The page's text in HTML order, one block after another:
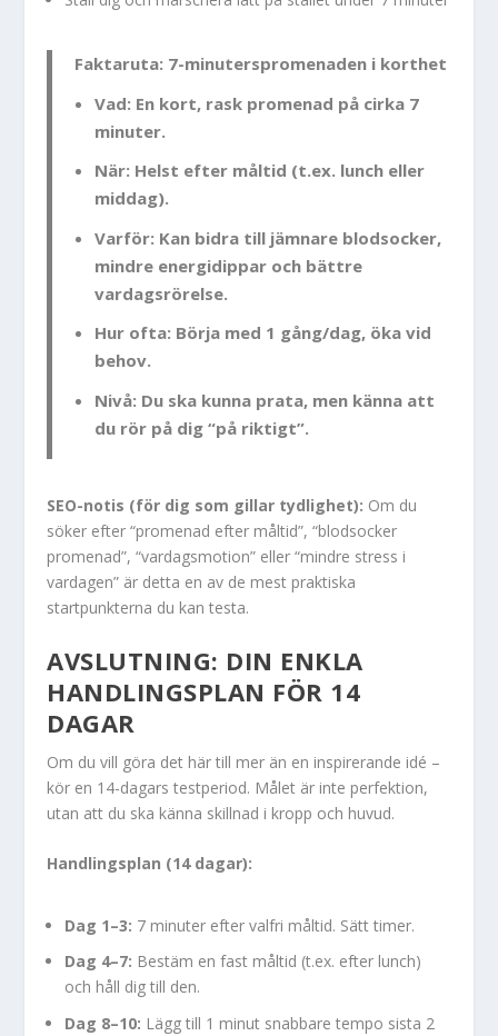
Faktaruta: 7-minuterspromenaden i korthet
Vad: En kort, rask promenad på cirka 7
minuter.
När: Helst efter måltid (t.ex. lunch eller
middag).
Varför: Kan bidra till jämnare blodsocker,
mindre energidippar och bättre
vardagsrörelse.
Hur ofta: Börja med 1 gång/dag, öka vid
behov.
Nivå: Du ska kunna prata, men känna att
du rör på dig “på riktigt”.
SEO-notis (för dig som gillar tydlighet): Om du
söker efter “promenad efter måltid”, “blodsocker
promenad”, “vardagsmotion” eller “mindre stress i
vardagen” är detta en av de mest praktiska
startpunkterna du kan testa.
AVSLUTNING: DIN ENKLA
HANDLINGSPLAN FÖR 14
DAGAR
Om du vill göra det här till mer än en inspirerande idé –
kör en 14-dagars testperiod. Målet är inte perfektion,
utan att du ska känna skillnad i kropp och huvud.
Handlingsplan (14 dagar):
Dag 1–3: 7 minuter efter valfri måltid. Sätt timer.
Dag 4–7: Bestäm en fast måltid (t.ex. efter lunch)
och håll dig till den.
Dag 8–10: Lägg till 1 minut snabbare tempo sista 2